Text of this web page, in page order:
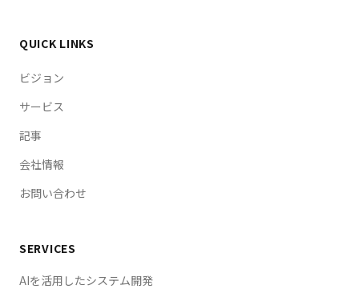
QUICK LINKS
ビジョン
サービス
記事
会社情報
お問い合わせ
SERVICES
AIを活用したシステム開発